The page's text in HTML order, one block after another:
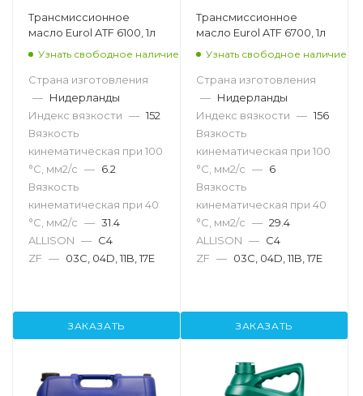
Трансмиссионное
масло Eurol ATF 6100, 1л
Узнать свободное наличие
Страна изготовления
— Нидерланды
Индекс вязкости — 152
Вязкость
кинематическая при 100
°С, мм2/с — 6.2
Вязкость
кинематическая при 40
°С, мм2/с — 31.4
ALLISON — C4
ZF — 03C, 04D, 11B, 17E
ЗАКАЗАТЬ
Трансмиссионное
масло Eurol ATF 6700, 1л
Узнать свободное наличие
Страна изготовления
— Нидерланды
Индекс вязкости — 156
Вязкость
кинематическая при 100
°С, мм2/с — 6
Вязкость
кинематическая при 40
°С, мм2/с — 29.4
ALLISON — C4
ZF — 03C, 04D, 11B, 17E
ЗАКАЗАТЬ